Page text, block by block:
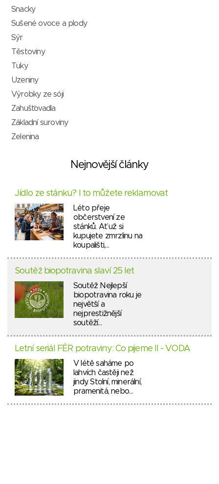
Snacky
Sušené ovoce a plody
Sýr
Těstoviny
Tuky
Uzeniny
Výrobky ze sóji
Zahušťovadla
Základní suroviny
Zelenina
Nejnovější články
Jídlo ze stánku? I to můžete reklamovat
Léto přeje
občerstvení ze
stánků. Ať už si
kupujete zmrzlinu na
koupališti,…
Soutěž biopotravina slaví 25 let
Soutěž Nejlepší
biopotravina roku je
největší a
nejprestižnější
soutěží…
Letní seriál FÉR potraviny: Co pijeme II - VODA
V létě saháme po
lahvích častěji než
jindy. Stolní, minerální,
pramenitá, nebo…